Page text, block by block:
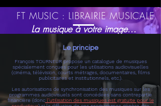
FT MUSIC : LIBRAIRIE MUSICALE
La musique à votre image...
Le principe
François TOURNEUR propose un catalogue de musiques
spécialement conçues pour les utilisations audiovisuelles
(cinéma, télévision, courts métrages, documentaires, films
publicitaires et institutionnels, etc.).
Les autorisations de synchronisation des musiques sur les
programmes audiovisuels sont concédées sans contrepartie
financière (doncl’utilisation des musiques est gratuite pour le